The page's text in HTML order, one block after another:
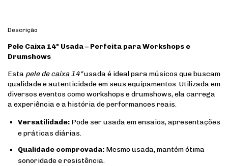
Descrição
Pele Caixa 14" Usada – Perfeita para Workshops e
Drumshows
Esta pele de caixa 14"usada é ideal para músicos que buscam
qualidade e autenticidade em seus equipamentos. Utilizada em
diversos eventos como workshops e drumshows, ela carrega
a experiência e a história de performances reais.
Versatilidade: Pode ser usada em ensaios, apresentações
e práticas diárias.
Qualidade comprovada: Mesmo usada, mantém ótima
sonoridade e resistência.